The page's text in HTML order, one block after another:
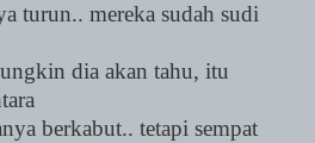
turun.. mereka sudah sudi
dia akan tahu, itu
berkabut.. tetapi sempat